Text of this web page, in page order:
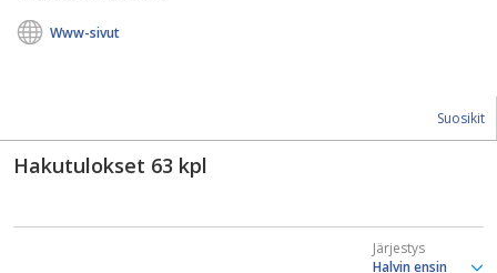
Www-sivut
Suosikit
Hakutulokset 63 kpl
Järjestys